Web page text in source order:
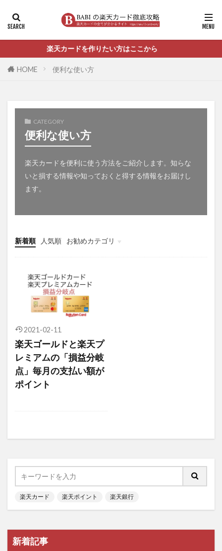
楽天カードを作りたい方はここから
HOME 便利な使い方
CATEGORY
便利な使い方
楽天カードを便利に使う方法をご紹介します。知らな
いと損する情報や知っておくと得する情報をお届けし
ます。
新着順 人気順 お勧めカテゴリ
未分類
2021-02-11
楽天ゴールドと楽天プ
レミアムの「損益分岐
点」毎月の支払い額が
ポイント
楽天カード 楽天ポイント 楽天銀行
新着記事